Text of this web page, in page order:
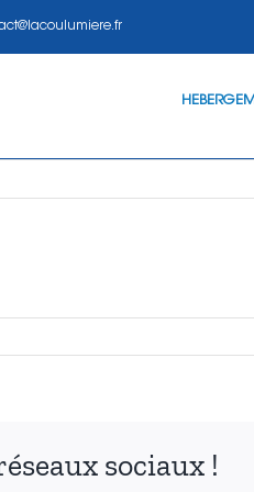
sociaux !